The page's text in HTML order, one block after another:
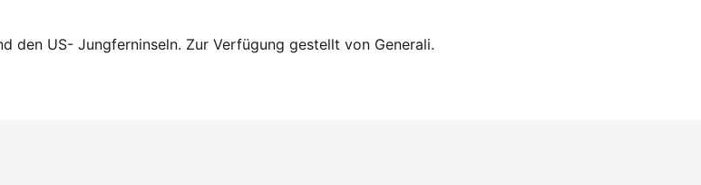
den US- Jungferninseln. Zur Verfügung gestellt von Generali.